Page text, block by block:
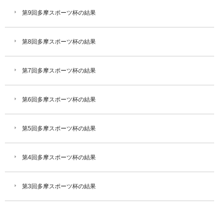
第9回多摩スポーツ杯の結果
第8回多摩スポーツ杯の結果
第7回多摩スポーツ杯の結果
第6回多摩スポーツ杯の結果
第5回多摩スポーツ杯の結果
第4回多摩スポーツ杯の結果
第3回多摩スポーツ杯の結果